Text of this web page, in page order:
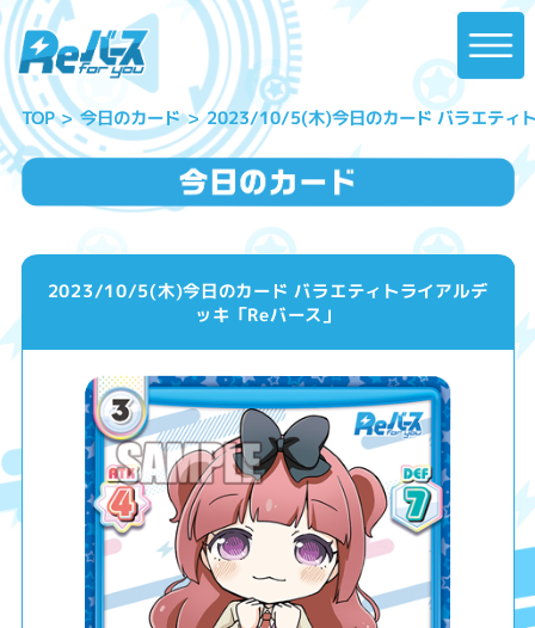
TOP 今日のカード 2023/10/5(木)今日のカード バラエティ
2023/10/5(木)今日のカード バラエティトライアルデ
ッキ「Reバース」